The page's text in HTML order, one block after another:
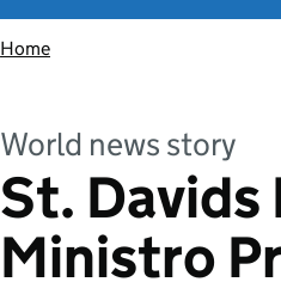
Home
World news story
St. Davids
Ministro